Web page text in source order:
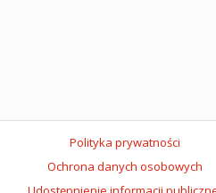
Polityka prywatności
Ochrona danych osobowych